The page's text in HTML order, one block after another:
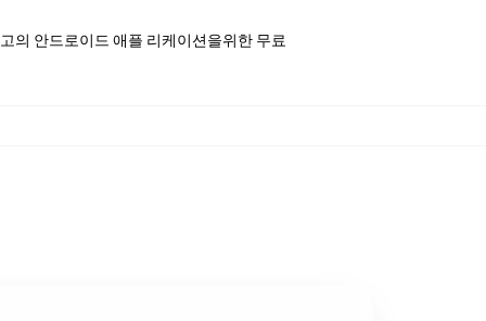
의 안드로이드 애플 리케이션을위한 무료